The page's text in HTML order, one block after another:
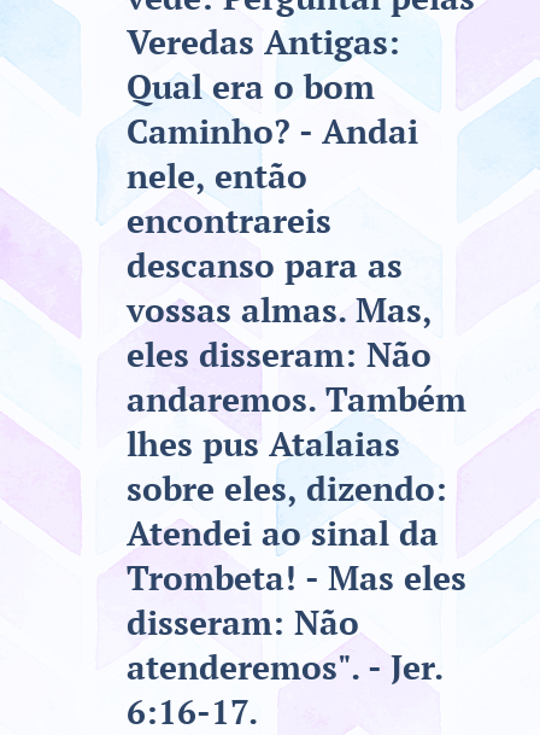
Veredas Antigas:
Qual era o bom
Caminho? - Andai
nele, então
encontrareis
descanso para as
vossas almas. Mas,
eles disseram: Não
andaremos. Também
lhes pus Atalaias
sobre eles, dizendo:
Atendei ao sinal da
Trombeta! - Mas eles
disseram: Não
atenderemos". - Jer.
6:16-17.